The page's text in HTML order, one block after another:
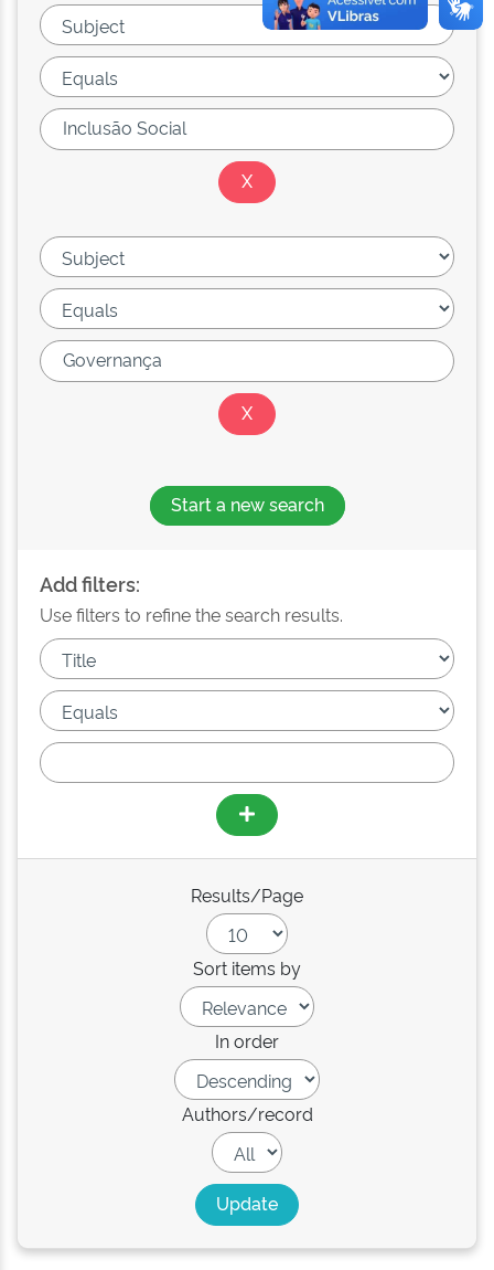
Start a new search
Add filters:
Use filters to refine the search results.
Results/Page
Sort items by
In order
Authors/record